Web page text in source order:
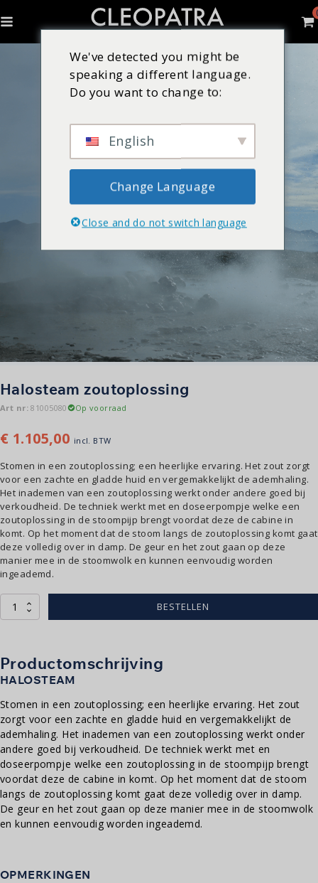
Halosteam zoutoplossing
Art nr:81005080 Op voorraad
€ 1.105,00 incl. BTW
Stomen in een zoutoplossing; een heerlijke ervaring. Het zout zorgt
voor een zachte en gladde huid en vergemakkelijkt de ademhaling.
Het inademen van een zoutoplossing werkt onder andere goed bij
verkoudheid. De techniek werkt met en doseerpompje welke een
zoutoplossing in de stoompijp brengt voordat deze de cabine in
komt. Op het moment dat de stoom langs de zoutoplossing komt gaat
deze volledig over in damp. De geur en het zout gaan op deze
manier mee in de stoomwolk en kunnen eenvoudig worden
ingeademd.
Halosteam
zoutoplossing
BESTELLEN
Productomschrijving
HALOSTEAM
Stomen in een zoutoplossing; een heerlijke ervaring. Het zout
zorgt voor een zachte en gladde huid en vergemakkelijkt de
ademhaling. Het inademen van een zoutoplossing werkt onder
andere goed bij verkoudheid. De techniek werkt met en
doseerpompje welke een zoutoplossing in de stoompijp brengt
voordat deze de cabine in komt. Op het moment dat de stoom
langs de zoutoplossing komt gaat deze volledig over in damp.
De geur en het zout gaan op deze manier mee in de stoomwolk
en kunnen eenvoudig worden ingeademd.
OPMERKINGEN
We've detected you might be
speaking a different language.
Do you want to change to:
English
Change Language
Close and do not switch language